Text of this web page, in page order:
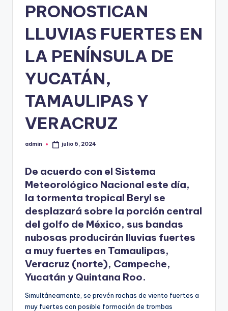
PRONOSTICAN
LLUVIAS FUERTES EN
LA PENÍNSULA DE
YUCATÁN,
TAMAULIPAS Y
VERACRUZ
Publicado
admin julio 6, 2024
De acuerdo con el Sistema
Meteorológico Nacional este día,
la tormenta tropical Beryl se
desplazará sobre la porción central
del golfo de México, sus bandas
nubosas producirán lluvias fuertes
a muy fuertes en Tamaulipas,
Veracruz (norte), Campeche,
Yucatán y Quintana Roo.
Simultáneamente, se prevén rachas de viento fuertes a
muy fuertes con posible formación de trombas